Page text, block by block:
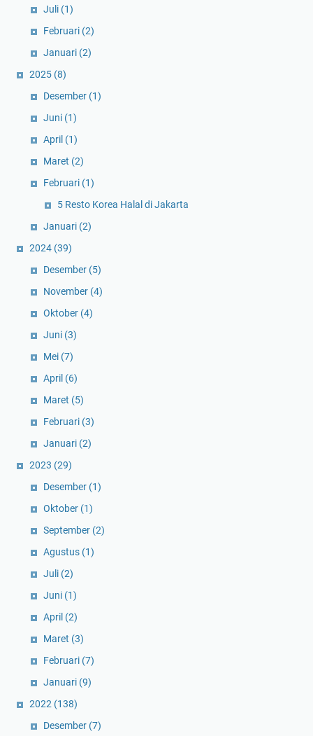
Juli (1)
Februari (2)
Januari (2)
2025 (8)
Desember (1)
Juni (1)
April (1)
Maret (2)
Februari (1)
5 Resto Korea Halal di Jakarta
Januari (2)
2024 (39)
Desember (5)
November (4)
Oktober (4)
Juni (3)
Mei (7)
April (6)
Maret (5)
Februari (3)
Januari (2)
2023 (29)
Desember (1)
Oktober (1)
September (2)
Agustus (1)
Juli (2)
Juni (1)
April (2)
Maret (3)
Februari (7)
Januari (9)
2022 (138)
Desember (7)